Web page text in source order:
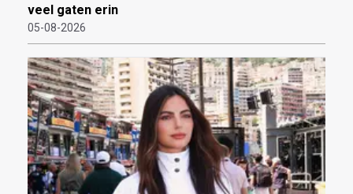
veel gaten erin
05-08-2026